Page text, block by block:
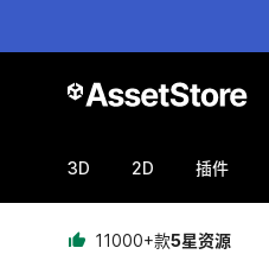
3D 2D 插件
11000+款5星资源